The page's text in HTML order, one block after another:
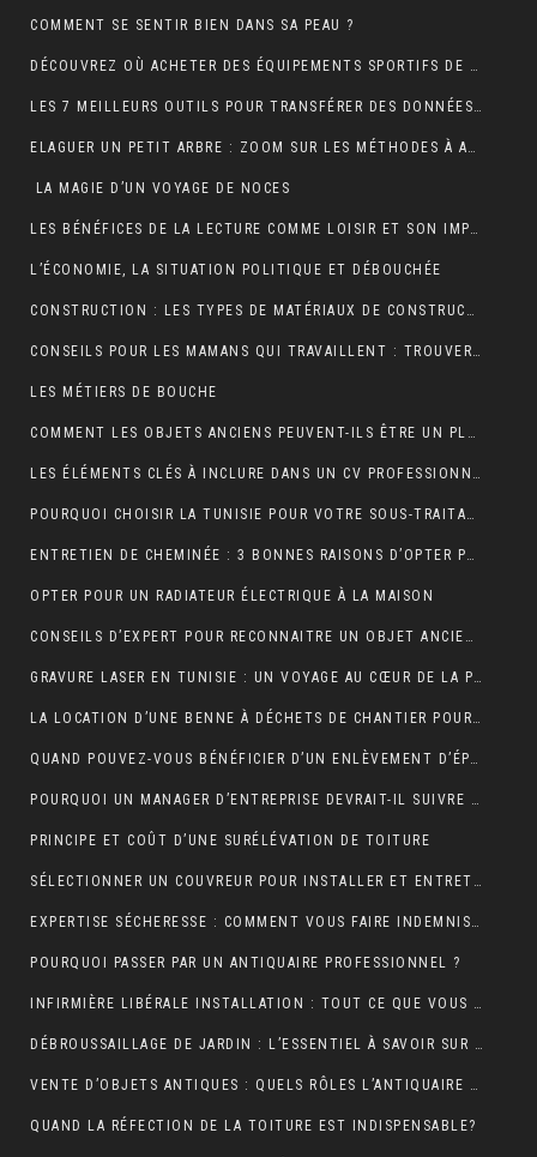
COMMENT SE SENTIR BIEN DANS SA PEAU ?
DÉCOUVREZ OÙ ACHETER DES ÉQUIPEMENTS SPORTIFS DE QUALITÉ EN LIGNE
LES 7 MEILLEURS OUTILS POUR TRANSFÉRER DES DONNÉES D’ANDROID VERS MAC
ELAGUER UN PETIT ARBRE : ZOOM SUR LES MÉTHODES À ADOPTER
LA MAGIE D’UN VOYAGE DE NOCES
LES BÉNÉFICES DE LA LECTURE COMME LOISIR ET SON IMPACT SUR LA COGNITION
L’ÉCONOMIE, LA SITUATION POLITIQUE ET DÉBOUCHÉE
CONSTRUCTION : LES TYPES DE MATÉRIAUX DE CONSTRUCTION UTILISÉS
CONSEILS POUR LES MAMANS QUI TRAVAILLENT : TROUVER UN ÉQUILIBRE ENTRE CARRIÈRE ET VIE FAMILIALE
LES MÉTIERS DE BOUCHE
COMMENT LES OBJETS ANCIENS PEUVENT-ILS ÊTRE UN PLACEMENT FINANCIER INTELLIGENT ?
LES ÉLÉMENTS CLÉS À INCLURE DANS UN CV PROFESSIONNEL POUR ATTIRER LES RECRUTEURS
POURQUOI CHOISIR LA TUNISIE POUR VOTRE SOUS-TRAITANCE INDUSTRIELLE?
ENTRETIEN DE CHEMINÉE : 3 BONNES RAISONS D’OPTER POUR LE RAMONAGE MÉCANIQUE
OPTER POUR UN RADIATEUR ÉLECTRIQUE À LA MAISON
CONSEILS D’EXPERT POUR RECONNAITRE UN OBJET ANCIEN AUTHENTIQUE
GRAVURE LASER EN TUNISIE : UN VOYAGE AU CŒUR DE LA PERSONNALISATION
LA LOCATION D’UNE BENNE À DÉCHETS DE CHANTIER POUR UNE ENTREPRISE
QUAND POUVEZ-VOUS BÉNÉFICIER D’UN ENLÈVEMENT D’ÉPAVE GRATUIT EN FRANCE ? : GUIDE COMPLET
POURQUOI UN MANAGER D’ENTREPRISE DEVRAIT-IL SUIVRE UNE FORMATION EN COMMUNICATION ?
PRINCIPE ET COÛT D’UNE SURÉLÉVATION DE TOITURE
SÉLECTIONNER UN COUVREUR POUR INSTALLER ET ENTRETENIR VOTRE TOIT
EXPERTISE SÉCHERESSE : COMMENT VOUS FAIRE INDEMNISER PAR VOTRE ASSURANCE HABITATION ?
POURQUOI PASSER PAR UN ANTIQUAIRE PROFESSIONNEL ?
INFIRMIÈRE LIBÉRALE INSTALLATION : TOUT CE QUE VOUS DEVEZ SAVOIR
DÉBROUSSAILLAGE DE JARDIN : L’ESSENTIEL À SAVOIR SUR CETTE OPÉRATION
VENTE D’OBJETS ANTIQUES : QUELS RÔLES L’ANTIQUAIRE ASSURE-T-IL ?
QUAND LA RÉFECTION DE LA TOITURE EST INDISPENSABLE?